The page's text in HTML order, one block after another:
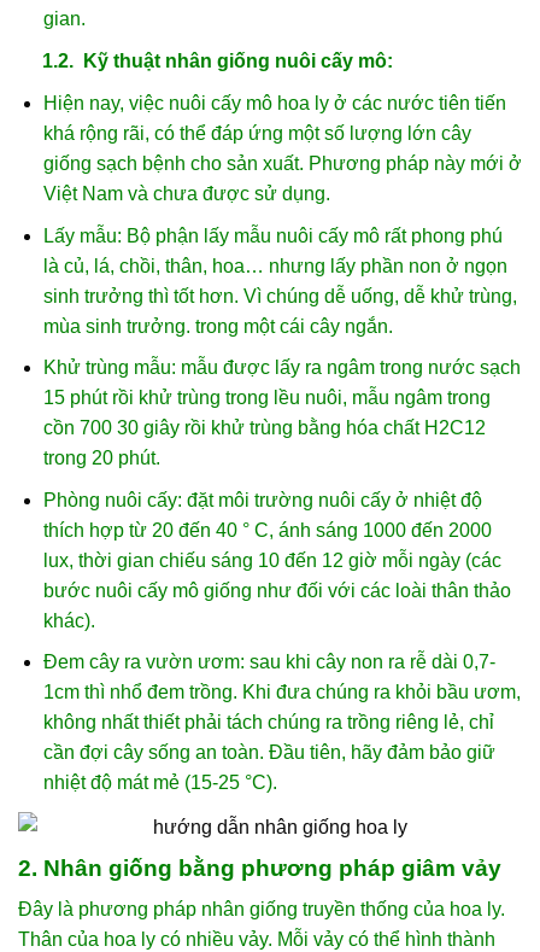
gian.
1.2. Kỹ thuật nhân giống nuôi cấy mô:
Hiện nay, việc nuôi cấy mô hoa ly ở các nước tiên tiến
khá rộng rãi, có thể đáp ứng một số lượng lớn cây
giống sạch bệnh cho sản xuất. Phương pháp này mới ở
Việt Nam và chưa được sử dụng.
Lấy mẫu: Bộ phận lấy mẫu nuôi cấy mô rất phong phú
là củ, lá, chồi, thân, hoa… nhưng lấy phần non ở ngọn
sinh trưởng thì tốt hơn. Vì chúng dễ uống, dễ khử trùng,
mùa sinh trưởng. trong một cái cây ngắn.
Khử trùng mẫu: mẫu được lấy ra ngâm trong nước sạch
15 phút rồi khử trùng trong lều nuôi, mẫu ngâm trong
cồn 700 30 giây rồi khử trùng bằng hóa chất H2C12
trong 20 phút.
Phòng nuôi cấy: đặt môi trường nuôi cấy ở nhiệt độ
thích hợp từ 20 đến 40 ° C, ánh sáng 1000 đến 2000
lux, thời gian chiếu sáng 10 đến 12 giờ mỗi ngày (các
bước nuôi cấy mô giống như đối với các loài thân thảo
khác).
Đem cây ra vườn ươm: sau khi cây non ra rễ dài 0,7-
1cm thì nhổ đem trồng. Khi đưa chúng ra khỏi bầu ươm,
không nhất thiết phải tách chúng ra trồng riêng lẻ, chỉ
cần đợi cây sống an toàn. Đầu tiên, hãy đảm bảo giữ
nhiệt độ mát mẻ (15-25 °C).
2. Nhân giống bằng phương pháp giâm vảy
Đây là phương pháp nhân giống truyền thống của hoa ly.
Thân của hoa ly có nhiều vảy. Mỗi vảy có thể hình thành